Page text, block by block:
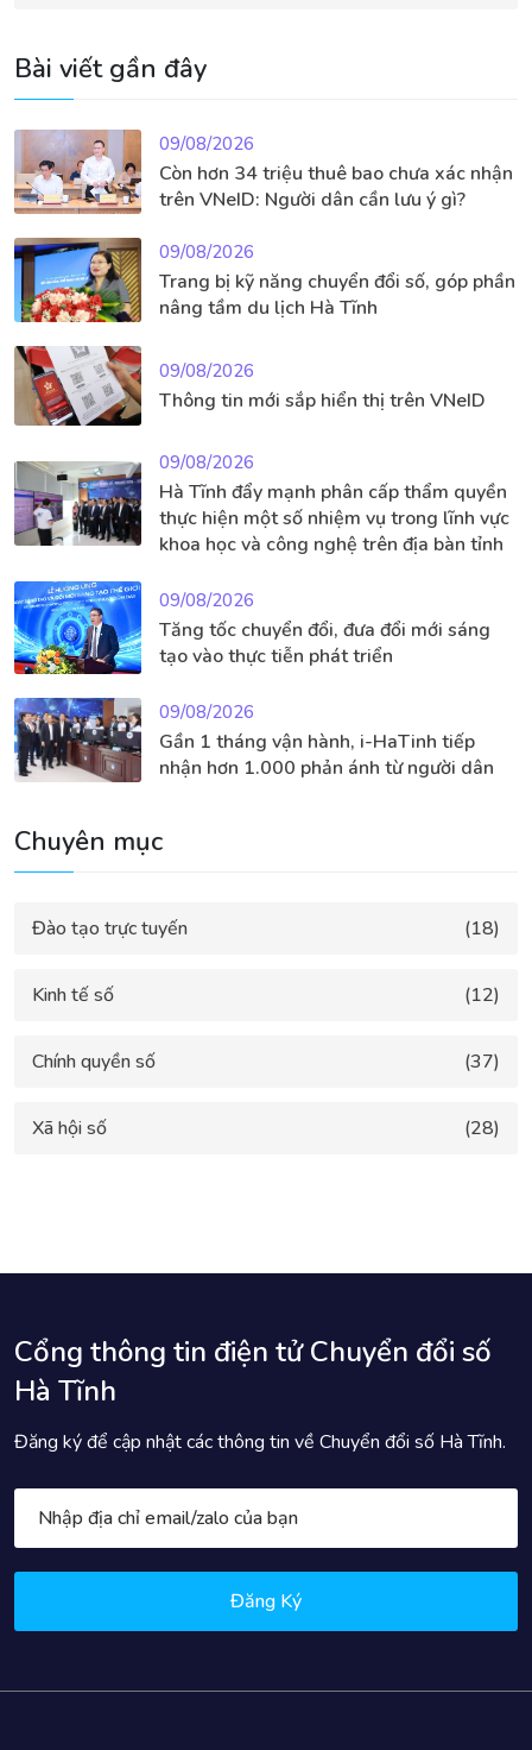
Bài viết gần đây
09/08/2026
Còn hơn 34 triệu thuê bao chưa xác nhận
trên VNeID: Người dân cần lưu ý gì?
09/08/2026
Trang bị kỹ năng chuyển đổi số, góp phần
nâng tầm du lịch Hà Tĩnh
09/08/2026
Thông tin mới sắp hiển thị trên VNeID
09/08/2026
Hà Tĩnh đẩy mạnh phân cấp thẩm quyền
thực hiện một số nhiệm vụ trong lĩnh vực
khoa học và công nghệ trên địa bàn tỉnh
09/08/2026
Tăng tốc chuyển đổi, đưa đổi mới sáng
tạo vào thực tiễn phát triển
09/08/2026
Gần 1 tháng vận hành, i-HaTinh tiếp
nhận hơn 1.000 phản ánh từ người dân
Chuyên mục
Đào tạo trực tuyến (18)
Kinh tế số (12)
Chính quyền số (37)
Xã hội số (28)
Cổng thông tin điện tử Chuyển đổi số
Hà Tĩnh
Đăng ký để cập nhật các thông tin về Chuyển đổi số Hà Tĩnh.
Đăng Ký